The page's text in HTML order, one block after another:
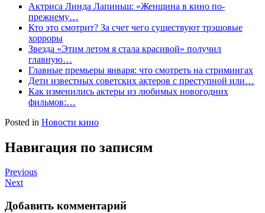
Актриса Линда Лапиньш: «Женщина в кино по-
прежнему…
Кто это смотрит? За счет чего существуют трэшовые
хорроры
Звезда «Этим летом я стала красивой» получил
главную…
Главные премьеры января: что смотреть на стримингах
Дети известных советских актеров с преступной или…
Как изменились актеры из любимых новогодних
фильмов:…
Posted in Новости кино
Навигация по записям
Previous
Next
Добавить комментарий